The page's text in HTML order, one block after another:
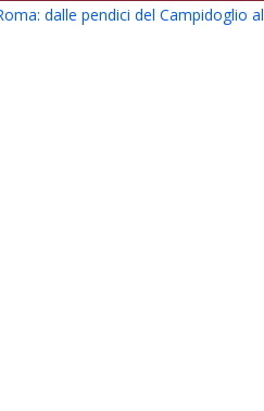
dalle pendici del Campidoglio